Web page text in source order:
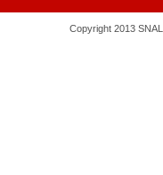
Copyright 2013